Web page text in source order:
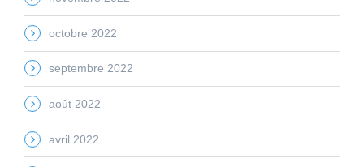
octobre 2022
septembre 2022
août 2022
avril 2022